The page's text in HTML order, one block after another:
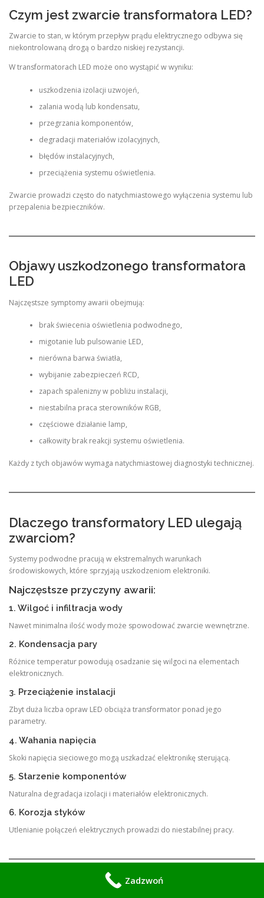
Czym jest zwarcie transformatora LED?
Zwarcie to stan, w którym przepływ prądu elektrycznego odbywa się
niekontrolowaną drogą o bardzo niskiej rezystancji.
W transformatorach LED może ono wystąpić w wyniku:
uszkodzenia izolacji uzwojeń,
zalania wodą lub kondensatu,
przegrzania komponentów,
degradacji materiałów izolacyjnych,
błędów instalacyjnych,
przeciążenia systemu oświetlenia.
Zwarcie prowadzi często do natychmiastowego wyłączenia systemu lub
przepalenia bezpieczników.
Objawy uszkodzonego transformatora
LED
Najczęstsze symptomy awarii obejmują:
brak świecenia oświetlenia podwodnego,
migotanie lub pulsowanie LED,
nierówna barwa światła,
wybijanie zabezpieczeń RCD,
zapach spalenizny w pobliżu instalacji,
niestabilna praca sterowników RGB,
częściowe działanie lamp,
całkowity brak reakcji systemu oświetlenia.
Każdy z tych objawów wymaga natychmiastowej diagnostyki technicznej.
Dlaczego transformatory LED ulegają
zwarciom?
Systemy podwodne pracują w ekstremalnych warunkach
środowiskowych, które sprzyjają uszkodzeniom elektroniki.
Najczęstsze przyczyny awarii:
1. Wilgoć i infiltracja wody
Nawet minimalna ilość wody może spowodować zwarcie wewnętrzne.
2. Kondensacja pary
Różnice temperatur powodują osadzanie się wilgoci na elementach
elektronicznych.
3. Przeciążenie instalacji
Zbyt duża liczba opraw LED obciąża transformator ponad jego
parametry.
4. Wahania napięcia
Skoki napięcia sieciowego mogą uszkadzać elektronikę sterującą.
5. Starzenie komponentów
Naturalna degradacja izolacji i materiałów elektronicznych.
6. Korozja styków
Utlenianie połączeń elektrycznych prowadzi do niestabilnej pracy.
Dlaczego instalacje podwodne są
Zadzwoń